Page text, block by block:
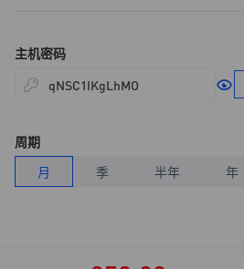
主机密码
周期
月
季 半年 年